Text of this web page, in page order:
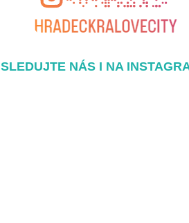
SLEDUJTE NÁS I NA